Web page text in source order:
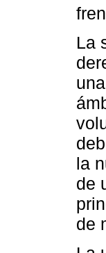
La
la
de
de